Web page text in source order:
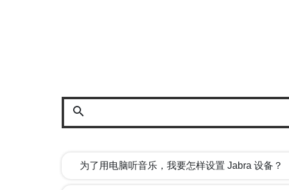
search
为了用电脑听音乐，我要怎样设置 Jabra 设备？